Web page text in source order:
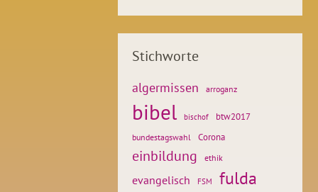
Stichworte
algermissen arroganz
bibel bischof btw2017
bundestagswahl Corona
einbildung ethik
evangelisch FSM fulda